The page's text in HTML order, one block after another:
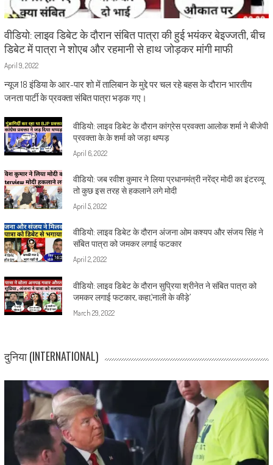
वीडियो: लाइव डिबेट के दौरान संबित पात्रा की हुई भयंकर बेइज्जती, बीच
डिबेट में पात्रा ने शोएब और रहमानी से हाथ जोड़कर मांगी माफी
April 9, 2022
न्यूज 18 इंडिया के आर-पार शो में तालिबान के मुद्दे पर चल रहे बहस के दौरान भारतीय
जनता पार्टी के प्रवक्ता संबित पात्रा भड़क गए।
वीडियो: लाइव डिबेट के दौरान कांग्रेस प्रवक्ता आलोक शर्मा ने बीजेपी
प्रवक्ता के.के शर्मा को जड़ा थप्पड़
April 6, 2022
वीडियो: जब रवीश कुमार ने लिया प्रधानमंत्री नरेंद्र मोदी का इंटरव्यू
तो कुछ इस तरह से हकलाने लगे मोदी
April 5, 2022
वीडियो: लाइव डिबेट के दौरान अंजना ओम कश्यप और संजय सिंह ने
संबित पात्रा को जमकर लगाई फटकार
April 2, 2022
वीडियो: लाइव डिबेट के दौरान सुप्रिया श्रीनेत ने संबित पात्रा को
जमकर लगाई फटकार, कहा,’नाली के कीड़े’
March 29, 2022
दुनिया (INTERNATIONAL)